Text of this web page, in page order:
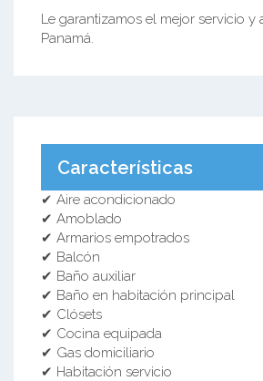
Le garantizamos el mejor servicio y
Panamá.
Características
✔ Aire acondicionado
✔ Amoblado
✔ Armarios empotrados
✔ Balcón
✔ Baño auxiliar
✔ Baño en habitación principal
✔ Clósets
✔ Cocina equipada
✔ Gas domiciliario
✔ Habitación servicio